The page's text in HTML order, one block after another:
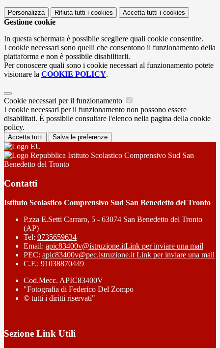
Personalizza Rifiuta tutti i cookies Accetta tutti i cookies
Gestione cookie
In questa schermata è possibile scegliere quali cookie consentire.
I cookie necessari sono quelli che consentono il funzionamento della
piattaforma e non è possibile disabilitarli.
Per conoscere quali sono i cookie necessari al funzionamento potete
visionare la COOKIE POLICY.
Cookie necessari per il funzionamento
I cookie necessari per il funzionamento non possono essere
disabilitati. È possibile consultare l'elenco nella pagina della cookie
policy.
Accetta tutti Salva le preferenze
Istituto Scolastico Comprensivo Sud San
Benedetto del Tronto
Contatti
Istituto Scolastico Comprensivo Sud San Benedetto del Tronto
P.zza E.Setti Carraro, 5 - 63074 San Benedetto del Tronto
(AP)
Tel: 0735659634
Email: apic83400v@istruzione.itLink per inviare una mail
PEC: apic83400v@pec.istruzione.it Link per inviare una mail
C.F.: 91038870449
Cod.Mecc. APIC83400V
"Fotografia di Federico Del Zompo
© tutti i diritti riservati"
Sezione Link Utili